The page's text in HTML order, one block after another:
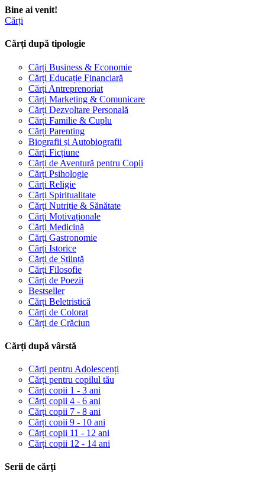
Bine ai venit!
Cărți
Cărți după tipologie
Cărți Business & Economie
Cărți Educație Financiară
Cărți Antreprenoriat
Cărți Marketing & Comunicare
Cărți Dezvoltare Personală
Cărți Familie & Cuplu
Cărți Parenting
Biografii și Autobiografii
Cărți Ficțiune
Cărți de Aventură pentru Copii
Cărți Psihologie
Cărți Religie
Cărți Spiritualitate
Cărți Nutriție & Sănătate
Cărți Motivaționale
Cărți Medicină
Cărți Gastronomie
Cărți Istorice
Cărți de Știință
Cărți Filosofie
Cărți de Poezii
Bestseller
Cărți Beletristică
Cărți de Colorat
Cărți de Crăciun
Cărți după vârstă
Cărți pentru Adolescenți
Cărți pentru copilul tău
Cărți copii 1 - 3 ani
Cărți copii 4 - 6 ani
Cărți copii 7 - 8 ani
Cărți copii 9 - 10 ani
Cărți copii 11 - 12 ani
Cărți copii 12 - 14 ani
Serii de cărți